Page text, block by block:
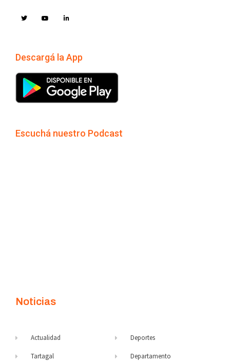
Descargá la App
Escuchá nuestro Podcast
Noticias
Actualidad
Tartagal
Deportes
Departamento